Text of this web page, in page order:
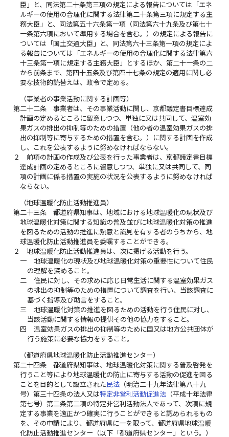
臣」と、同法第二十条第三項の規定による報告については「エネ
ルギーの使用の合理化に関する法律第二十条第三項に規定する主
務大臣」と、同法第五十六条第一項（同法第六十九条及び第七十
一条第六項において準用する場合を含む。）の規定による報告に
ついては「国土交通大臣」と、同法第六十三条第一項の規定によ
る報告については「エネルギーの使用の合理化に関する法律第六
十三条第一項に規定する主務大臣」とするほか、第二十一条の二
から前条まで、第四十五条及び第四十七条の規定の適用に関し必
要な技術的読替えは、政令で定める。
（事業者の事業活動に関する計画等）
第二十二条
事業者は、その事業活動に関し、京都議定書目標達成
計画の定めるところに留意しつつ、単独に又は共同して、温室効
果ガスの排出の抑制等のための措置（他の者の温室効果ガスの排
出の抑制等に寄与するための措置を含む。）に関する計画を作成
し、これを公表するように努めなければならない。
２
前項の計画の作成及び公表を行った事業者は、京都議定書目標
達成計画の定めるところに留意しつつ、単独に又は共同して、同
項の計画に係る措置の実施の状況を公表するように努めなければ
ならない。
（地球温暖化防止活動推進員）
第二十三条
都道府県知事は、地域における地球温暖化の現状及び
地球温暖化対策に関する知識の普及並びに地球温暖化対策の推進
を図るための活動の推進に熱意と識見を有する者のうちから、地
球温暖化防止活動推進員を委嘱することができる。
２
地球温暖化防止活動推進員は、次に掲げる活動を行う。
一
地球温暖化の現状及び地球温暖化対策の重要性について住民
の理解を深めること。
二
住民に対し、その求めに応じ日常生活に関する温室効果ガス
の排出の抑制等のための措置について調査を行い、当該調査に
基づく指導及び助言をすること。
三
地球温暖化対策の推進を図るための活動を行う住民に対し、
当該活動に関する情報の提供その他の協力をすること。
四
温室効果ガスの排出の抑制等のために国又は地方公共団体が
行う施策に必要な協力をすること。
（都道府県地球温暖化防止活動推進センター）
第二十四条
都道府県知事は、地球温暖化対策に関する普及啓発を
行うこと等により地球温暖化の防止に寄与する活動の促進を図る
ことを目的として設立された民法 （明治二十九年法律第八十九
号）第三十四条の法人又は特定非営利活動促進法 （平成十年法律
第七号）第二条第二項の特定非営利活動法人であって、次項に規
定する事業を適正かつ確実に行うことができると認められるもの
を、その申請により、都道府県に一を限って、都道府県地球温暖
化防止活動推進センター（以下「都道府県センター」という。）